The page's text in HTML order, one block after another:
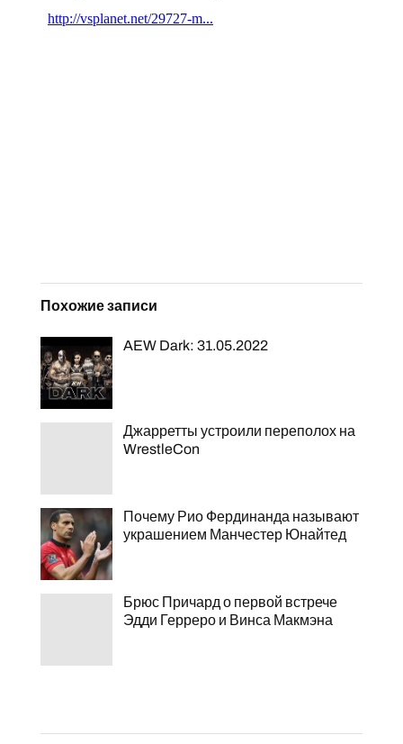
Похожие записи
AEW Dark: 31.05.2022
Джарретты устроили переполох на
WrestleCon
Почему Рио Фердинанда называют
украшением Манчестер Юнайтед
Брюс Причард о первой встрече
Эдди Герреро и Винса Макмэна